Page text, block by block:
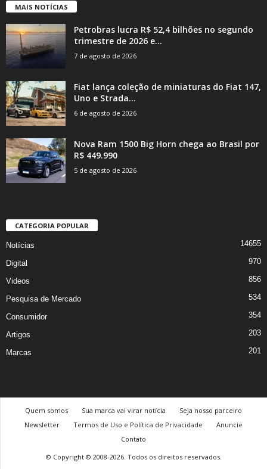
MAIS NOTÍCIAS
Petrobras lucra R$ 52,4 bilhões no segundo
trimestre de 2026 e...
7 de agosto de 2026
Fiat lança coleção de miniaturas do Fiat 147,
Uno e Strada...
6 de agosto de 2026
Nova Ram 1500 Big Horn chega ao Brasil por
R$ 449.990
5 de agosto de 2026
CATEGORIA POPULAR
Notícias 14655
Digital 970
Videos 856
Pesquisa de Mercado 534
Consumidor 354
Artigos 203
Marcas 201
Quem somos Sua marca vai virar notícia
Seja nosso parceiro
Newsletter
Termos de Uso e Política de Privacidade
Anuncie
Contato
© Copyright © 2008-2026. Todos os direitos reservados.